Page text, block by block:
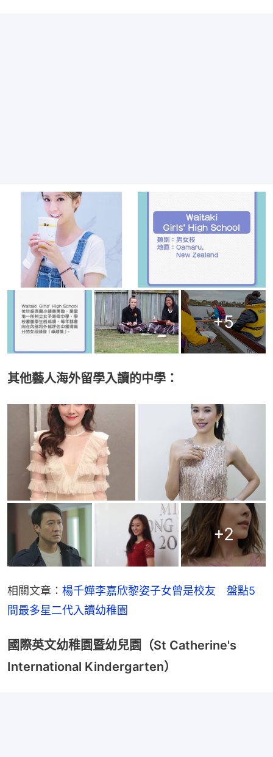
+5
其他藝人海外留學入讀的中學：
+2
相關文章： 楊千嬅李嘉欣黎姿子女曾是校友　盤點5
間最多星二代入讀幼稚園
國際英文幼稚園暨幼兒園（St Catherine's
International Kindergarten）